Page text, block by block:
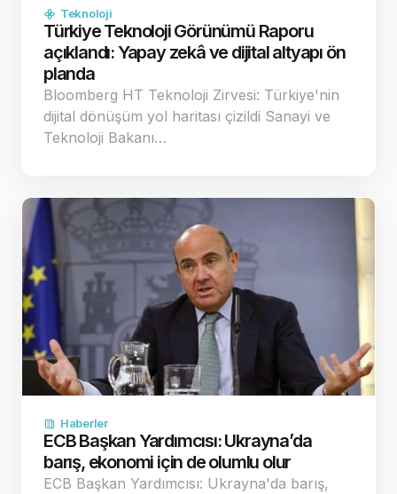
Teknoloji
Türkiye Teknoloji Görünümü Raporu
açıklandı: Yapay zekâ ve dijital altyapı ön
planda
Bloomberg HT Teknoloji Zirvesi: Türkiye'nin
dijital dönüşüm yol haritası çizildi Sanayi ve
Teknoloji Bakanı…
Haberler
ECB Başkan Yardımcısı: Ukrayna’da
barış, ekonomi için de olumlu olur
ECB Başkan Yardımcısı: Ukrayna'da barış,